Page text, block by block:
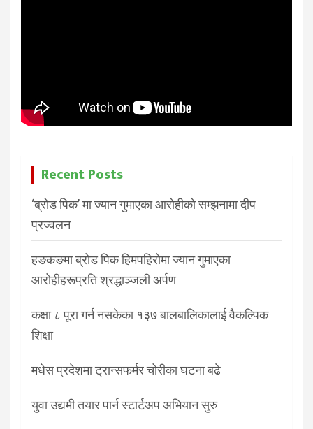
Recent Posts
‘ब्रोड पिक’ मा ज्यान गुमाएका आरोहीको सम्झनामा दीप
प्रज्वलन
हङकङमा ब्रोड पिक हिमपहिरोमा ज्यान गुमाएका
आरोहीहरूप्रति श्रद्धाञ्जली अर्पण
कक्षा ८ पूरा गर्न नसकेका १३७ बालबालिकालाई वैकल्पिक
शिक्षा
मधेस प्रदेशमा ट्रान्सफर्मर चोरीका घटना बढे
युवा उद्यमी तयार पार्न स्टार्टअप अभियान सुरु